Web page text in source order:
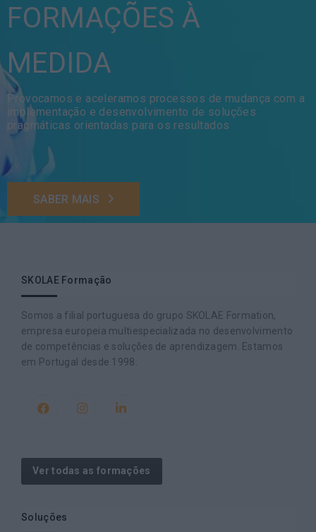
FORMAÇÕES À
MEDIDA
Provocamos e aceleramos processos de mudança com a
implementação e desenvolvimento de soluções
pragmáticas orientadas para os resultados
SABER MAIS
SKOLAE Formação
Somos a filial portuguesa do grupo SKOLAE Formation,
empresa europeia multiespecializada no desenvolvimento
de competências e soluções de aprendizagem. Estamos
em Portugal desde 1998.
Ver todas as formações
Soluções